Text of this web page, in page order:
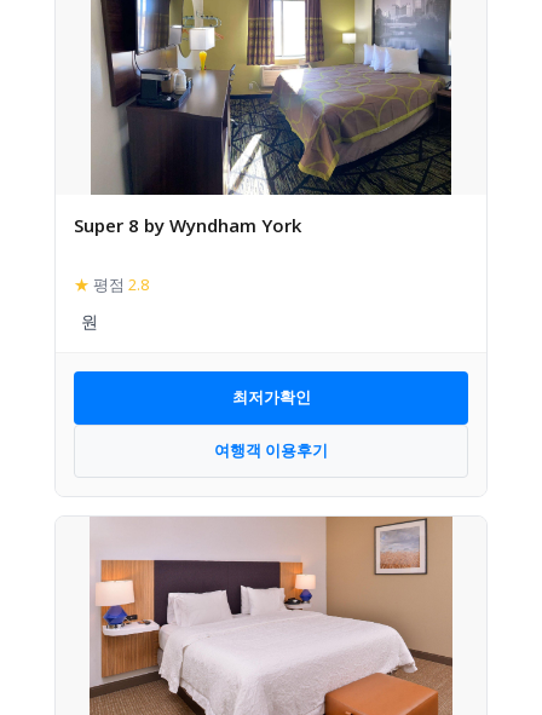
Super 8 by Wyndham York
★ 평점 2.8
최저가확인
여행객 이용후기